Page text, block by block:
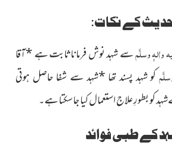
کے نکات:
واٰلہٖ وسلَّمسے شہد نوش فرماناثابت ہے*آقا
کو شہد پسند تھا*شہد سے شفا حاصل ہوتی
کو بطورِ علاج استعمال کیا جاسکتا ہے۔
کے طبی فوائد